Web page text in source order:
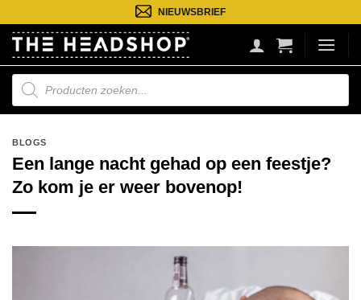
naar
inhoud
NIEUWSBRIEF
Producten
zoeken
BLOGS
Een lange nacht gehad op een feestje?
Zo kom je er weer bovenop!